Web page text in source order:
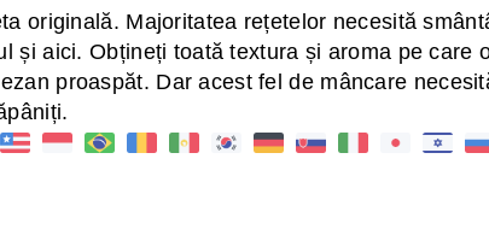
originală. Majoritatea rețetelor necesită
și aici. Obțineți toată textura și aroma pe care
proaspăt. Dar acest fel de mâncare